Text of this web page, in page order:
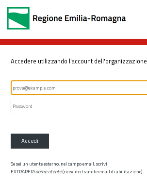
Accedere utilizzando l'account dell'organizzazione
Accedi
Se sei un utente esterno, nel campo email, scrivi
EXTRARER\nome utente(ricevuto tramite email di abilitazione)